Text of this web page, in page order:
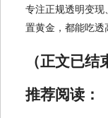
专注正规透明变现
置黄金，都能吃透
（正文已结
推荐阅读：